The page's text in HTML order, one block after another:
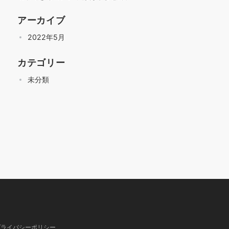
アーカイブ
2022年5月
カテゴリー
未分類
イバシーポリシー